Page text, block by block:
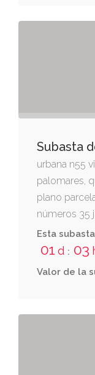
Subasta
urbana n55
palomares,
plano
números 35
palomares,
villaverde.
las
desde el
comedor,
Esta
01 d : 03
Valor de la